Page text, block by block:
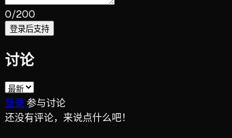
0/200
登录后支持
讨论
登录 参与讨论
还没有评论，来说点什么吧！